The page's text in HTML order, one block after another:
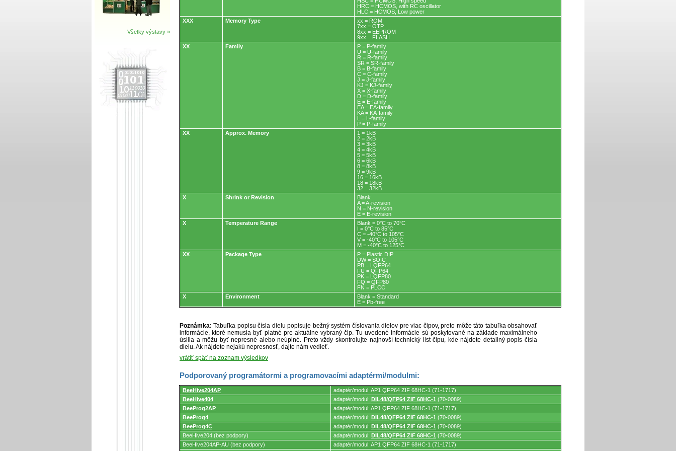
Všetky výstavy »
HRC = HCMOS, with RC oscillator
HLC = HCMOS, Low power
XXX
Memory Type
xx = ROM
7xx = OTP
8xx = EEPROM
9xx = FLASH
XX
Family
P = P-family
U = U-family
R = R-family
SR = SR-family
B = B-family
C = C-family
J = J-family
KJ = KJ-family
X = X-family
D = D-family
E = E-family
EA = EA-family
KA = KA-family
L = L-family
P = P-family
XX
Approx. Memory
1 = 1kB
2 = 2kB
3 = 3kB
4 = 4kB
5 = 5kB
6 = 6kB
8 = 8kB
9 = 9kB
16 = 16kB
18 = 18kB
32 = 32kB
X
Shrink or Revision
Blank
A = A-revision
N = N-revision
E = E-revision
X
Temperature Range
Blank = 0°C to 70°C
I = 0°C to 85°C
C = -40°C to 105°C
V = -40°C to 105°C
M = -40°C to 125°C
XX
Package Type
P = Plastic DIP
DW = SOIC
PB = LQFP64
FU = QFP64
PK = LQFP80
FQ = QFP80
FN = PLCC
X
Environment
Blank = Standard
E = Pb-free
Poznámka: Tabuľka popisu čísla dielu popisuje bežný systém číslovania dielov pre viac čipov, preto môže táto tabuľka obsahovať
informácie, ktoré nemusia byť platné pre aktuálne vybraný čip. Tu uvedené informácie sú poskytované na základe maximálneho
úsilia a môžu byť nepresné alebo neúplné. Preto vždy skontrolujte najnovší technický list čipu, kde nájdete detailný popis čísla
dielu. Ak nájdete nejakú nepresnosť, dajte nám vedieť.
vrátiť späť na zoznam výsledkov
Podporovaný programátormi a programovacími adaptérmi/modulmi:
Podporovaný
programátormi
programovacími
adaptérmi/modulmi.
BeeHive204AP
adaptér/modul: AP1 QFP64 ZIF 68HC-1 (71-1717)
BeeHive404
adaptér/modul: DIL48/QFP64 ZIF 68HC-1 (70-0089)
BeeProg2AP
adaptér/modul: AP1 QFP64 ZIF 68HC-1 (71-1717)
BeeProg4
adaptér/modul: DIL48/QFP64 ZIF 68HC-1 (70-0089)
BeeProg4C
adaptér/modul: DIL48/QFP64 ZIF 68HC-1 (70-0089)
BeeHive204 (bez podpory)
adaptér/modul: DIL48/QFP64 ZIF 68HC-1 (70-0089)
BeeHive204AP-AU (bez podpory)
adaptér/modul: AP1 QFP64 ZIF 68HC-1 (71-1717)